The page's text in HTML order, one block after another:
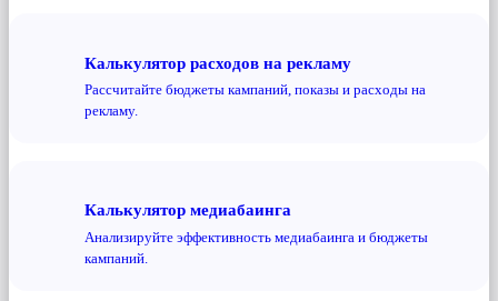
Калькулятор расходов на рекламу
Рассчитайте бюджеты кампаний, показы и расходы на
рекламу.
Калькулятор медиабаинга
Анализируйте эффективность медиабаинга и бюджеты
кампаний.